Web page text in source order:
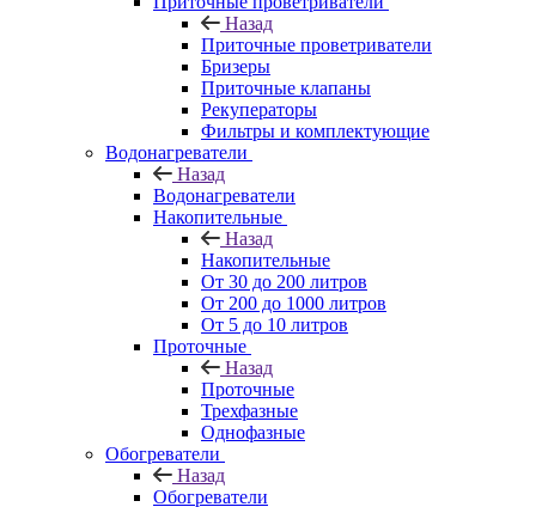
Назад
Приточные проветриватели
Бризеры
Приточные клапаны
Рекуператоры
Фильтры и комплектующие
Водонагреватели
Назад
Водонагреватели
Накопительные
Назад
Накопительные
От 30 до 200 литров
От 200 до 1000 литров
От 5 до 10 литров
Проточные
Назад
Проточные
Трехфазные
Однофазные
Обогреватели
Назад
Обогреватели